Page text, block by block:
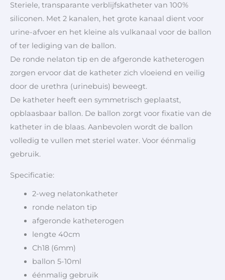
Steriele, transparante verblijfskatheter van 100%
siliconen. Met 2 kanalen, het grote kanaal dient voor
urine-afvoer en het kleine als vulkanaal voor de ballon
of ter lediging van de ballon.
De ronde nelaton tip en de afgeronde katheterogen
zorgen ervoor dat de katheter zich vloeiend en veilig
door de urethra (urinebuis) beweegt.
De katheter heeft een symmetrisch geplaatst,
opblaasbaar ballon. De ballon zorgt voor fixatie van de
katheter in de blaas. Aanbevolen wordt de ballon
volledig te vullen met steriel water. Voor éénmalig
gebruik.
Specificatie:
2-weg nelatonkatheter
ronde nelaton tip
afgeronde katheterogen
lengte 40cm
Ch18 (6mm)
ballon 5-10ml
éénmalig gebruik